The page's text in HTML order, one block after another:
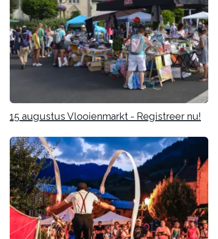
15 augustus Vlooienmarkt - Registreer nu!